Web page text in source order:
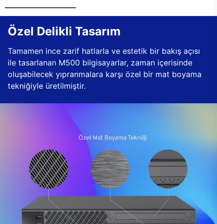
Özel Delikli Tasarım
Tamamen ince zarif hatlarla ve estetik bir bakış açısı
ile tasarlanan M500 bilgisayarlar, zaman içerisinde
oluşabilecek yıpranmalara karşı özel bir mat boyama
tekniğiyle üretilmiştir.